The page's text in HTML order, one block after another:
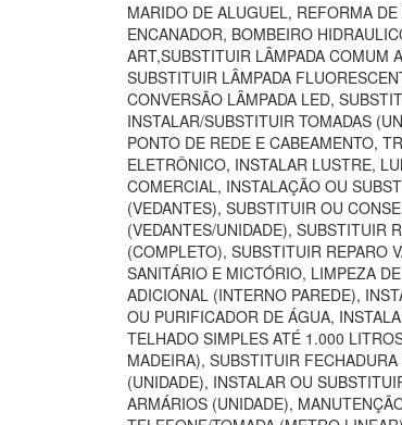
MARIDO DE ALUGUEL, REFORMA
ENCANADOR, BOMBEIRO
ART,SUBSTITUIR LÂMPADA COMUM
SUBSTITUIR LÂMPADA
CONVERSÃO LÂMPADA LED,
INSTALAR/SUBSTITUIR TOMADAS
PONTO DE REDE E CABEAMENTO,
ELETRÔNICO, INSTALAR LUSTRE,
COMERCIAL, INSTALAÇÃO OU
(VEDANTES), SUBSTITUIR OU
(VEDANTES/UNIDADE), SUBSTITUIR
(COMPLETO), SUBSTITUIR REPARO
SANITÁRIO E MICTÓRIO, LIMPEZA
ADICIONAL (INTERNO PAREDE),
OU PURIFICADOR DE ÁGUA,
TELHADO SIMPLES ATÉ 1.000
MADEIRA), SUBSTITUIR
(UNIDADE), INSTALAR OU
ARMÁRIOS (UNIDADE),